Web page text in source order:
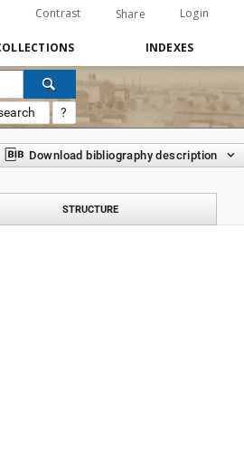
Contrast Share Login
INDEXES
?
Download bibliography description
STRUCTURE